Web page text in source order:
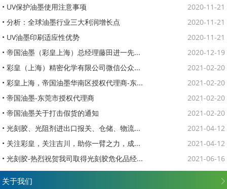
2020-11-21
• UV保护油墨使用注意事项
2020-11-21
• 分析：全球油墨行业三大利润增长点
2020-11-21
• UV油墨印刷适应性优势
2020-12-19
• 帝国油墨（彩皇上海）总经理藤田进一先...
2021-02-20
• 彩皇（上海）精密化学有限公司微信公众...
2021-02-20
• 彩皇上海，帝国油墨华南区授权代理商-东...
2021-02-20
• 帝国油墨-东莞市授权代理商
2021-02-20
• 帝国油墨关于打击假货的通知
2021-04-12
• 光刻胶、光阻剂进出口报关、仓储、物流...
2021-04-12
• 关注彩皇，关注吉川，助你一臂之力，成...
2021-06-16
• 光刻胶-热烈祝贺我司取得光刻胶危化品经...
关于我们